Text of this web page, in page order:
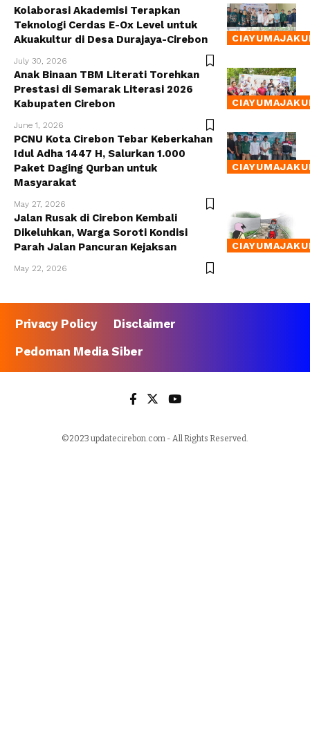
Kolaborasi Akademisi Terapkan
Teknologi Cerdas E-Ox Level untuk
Akuakultur di Desa Durajaya-Cirebon
July 30, 2026
Anak Binaan TBM Literati Torehkan
Prestasi di Semarak Literasi 2026
Kabupaten Cirebon
June 1, 2026
PCNU Kota Cirebon Tebar Keberkahan
Idul Adha 1447 H, Salurkan 1.000
Paket Daging Qurban untuk
Masyarakat
May 27, 2026
Jalan Rusak di Cirebon Kembali
Dikeluhkan, Warga Soroti Kondisi
Parah Jalan Pancuran Kejaksan
May 22, 2026
Privacy Policy
Disclaimer
Pedoman Media Siber
©2023 updatecirebon.com - All Rights Reserved.